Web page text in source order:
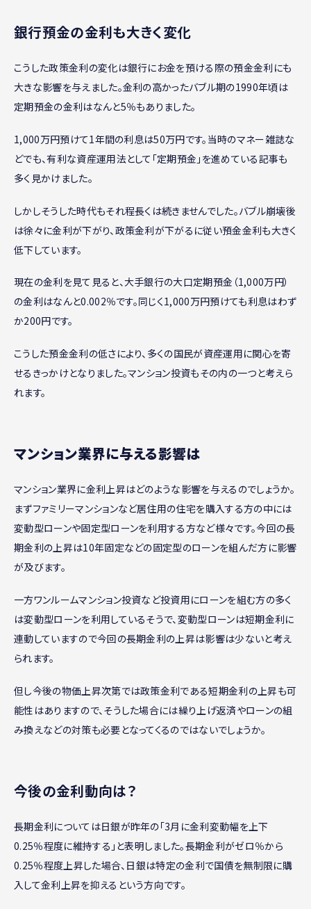
銀行預金の金利も大きく変化
こうした政策金利の変化は銀行にお金を預ける際の預金金利にも
大きな影響を与えました。金利の高かったバブル期の1990年頃は
定期預金の金利はなんと5％もありました。
1,000万円預けて1年間の利息は50万円です。当時のマネー雑誌な
どでも、有利な資産運用法として「定期預金」を進めている記事も
多く見かけました。
しかしそうした時代もそれ程長くは続きませんでした。バブル崩壊後
は徐々に金利が下がり、政策金利が下がるに従い預金金利も大きく
低下しています。
現在の金利を見て見ると、大手銀行の大口定期預金（1,000万円）
の金利はなんと0.002％です。同じく1,000万円預けても利息はわず
か200円です。
こうした預金金利の低さにより、多くの国民が資産運用に関心を寄
せるきっかけとなりました。マンション投資もその内の一つと考えら
れます。
マンション業界に与える影響は
マンション業界に金利上昇はどのような影響を与えるのでしょうか。
まずファミリーマンションなど居住用の住宅を購入する方の中には
変動型ローンや固定型ローンを利用する方など様々です。今回の長
期金利の上昇は10年固定などの固定型のローンを組んだ方に影響
が及びます。
一方ワンルームマンション投資など投資用にローンを組む方の多く
は変動型ローンを利用しているそうで、変動型ローンは短期金利に
連動していますので今回の長期金利の上昇は影響は少ないと考え
られます。
但し今後の物価上昇次第では政策金利である短期金利の上昇も可
能性はありますので、そうした場合には繰り上げ返済やローンの組
み換えなどの対策も必要となってくるのではないでしょうか。
今後の金利動向は？
長期金利については日銀が昨年の「3月に金利変動幅を上下
0.25％程度に維持する」と表明しました。長期金利がゼロ％から
0.25％程度上昇した場合、日銀は特定の金利で国債を無制限に購
入して金利上昇を抑えるという方向です。